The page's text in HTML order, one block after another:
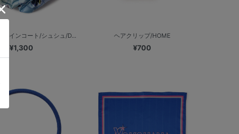
レインコート/シュシュ/D...
¥1,300
ヘアクリップ/HOME
¥700